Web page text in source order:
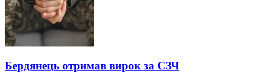
Бердянець отримав вирок за СЗЧ